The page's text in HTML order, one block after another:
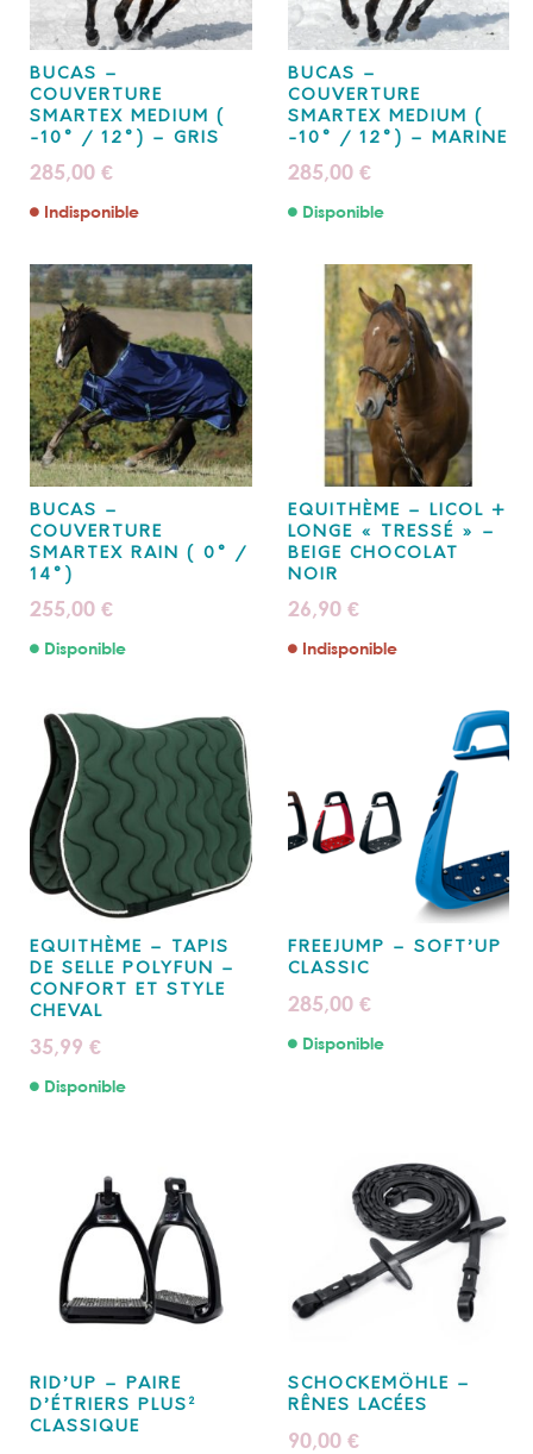
BUCAS –
COUVERTURE
SMARTEX MEDIUM (
-10° / 12°) – GRIS
285,00 €
Indisponible
BUCAS –
COUVERTURE
SMARTEX MEDIUM (
-10° / 12°) – MARINE
285,00 €
Disponible
BUCAS –
COUVERTURE
SMARTEX RAIN ( 0° /
14°)
255,00 €
Disponible
EQUITHÈME – LICOL +
LONGE « TRESSÉ » –
BEIGE CHOCOLAT
NOIR
26,90 €
Indisponible
EQUITHÈME – TAPIS
DE SELLE POLYFUN –
CONFORT ET STYLE
CHEVAL
35,99 €
Disponible
FREEJUMP – SOFT’UP
CLASSIC
285,00 €
Disponible
RID’UP – PAIRE
D’ÉTRIERS PLUS²
CLASSIQUE
SCHOCKEMÖHLE –
RÊNES LACÉES
90,00 €